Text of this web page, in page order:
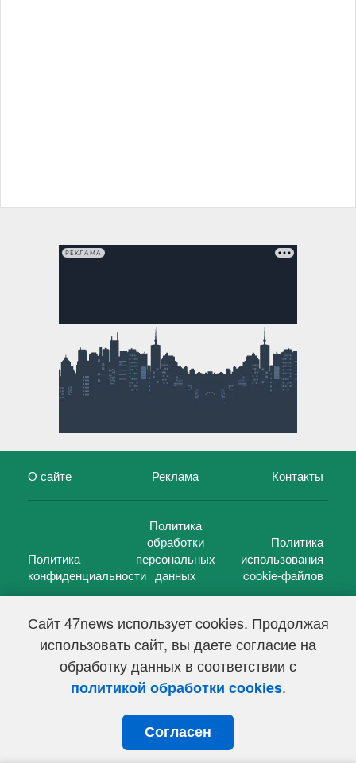
Сайт 47news использует cookies. Продолжая
использовать сайт, вы даете согласие на
обработку данных в соответствии с
политикой обработки cookies.
Согласен
РЕКЛАМА
О сайте Реклама Контакты
Политика
конфиденциальности
Политика
обработки
персональных
данных
Политика
использования
cookie-файлов
47 новостей (47 news)2005 — 2026 г.
Свидетельство о регистрации СМИ Эл № ФС 77-39848, выдано
Федеральной службой по надзору в сфере связи,
информационных технологий и массовых коммуникаций